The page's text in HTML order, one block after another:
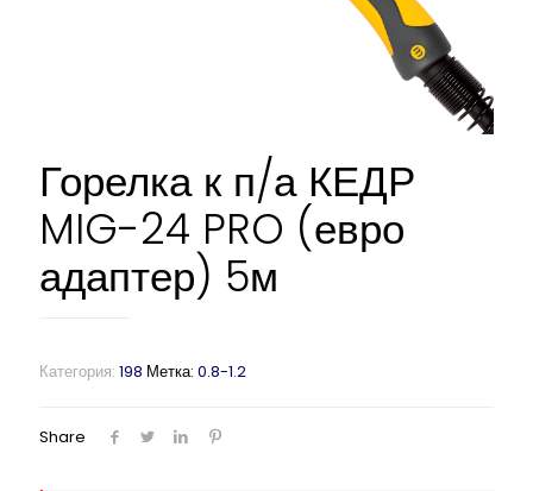
Горелка к п/а КЕДР
MIG-24 PRO (евро
адаптер) 5м
Категория: 198 Метка: 0.8-1.2
Share